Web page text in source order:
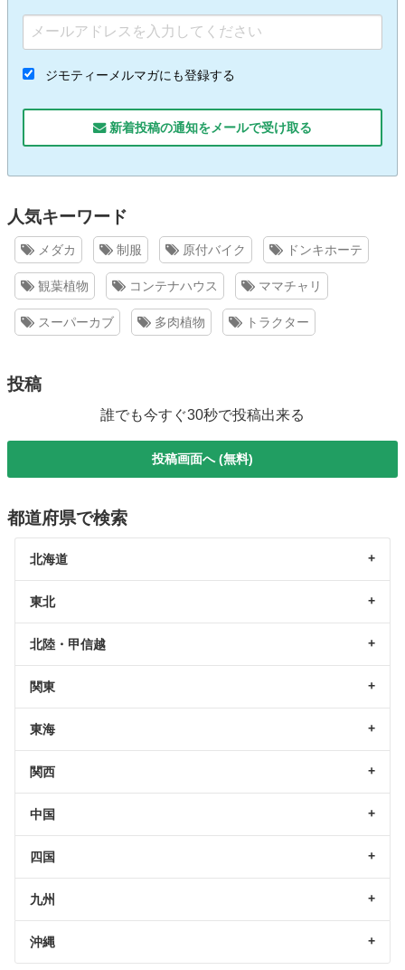
ジモティーメルマガにも登録する
新着投稿の通知をメールで受け取る
人気キーワード
メダカ 制服 原付バイク ドンキホーテ
観葉植物 コンテナハウス ママチャリ
スーパーカブ 多肉植物 トラクター
投稿
誰でも今すぐ30秒で投稿出来る
投稿画面へ (無料)
都道府県で検索
北海道
東北
北陸・甲信越
関東
東海
関西
中国
四国
九州
沖縄